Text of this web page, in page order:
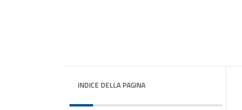
INDICE DELLA PAGINA